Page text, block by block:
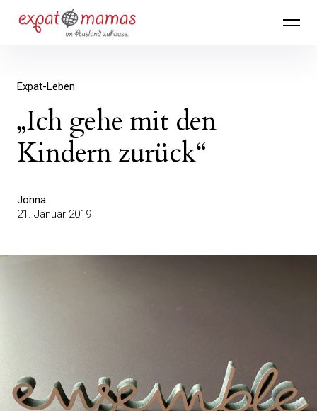
überspringen
Expatmamas – im Ausland zuhause
Expat-Leben
„Ich gehe mit den
Kindern zurück“
Jonna
21. Januar 2019